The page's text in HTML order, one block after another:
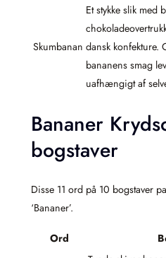
Skumbanan
Et stykke slik med
dansk konfekture.
bananens smag
uafhængigt af
Bananer
bogstaver
Disse 11 ord på 10 bogstaver
‘Bananer’.
Ord